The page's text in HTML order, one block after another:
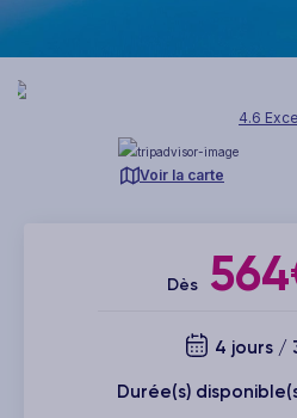
4.6
Voir la carte
Dès
4 jours /
Durée(s)